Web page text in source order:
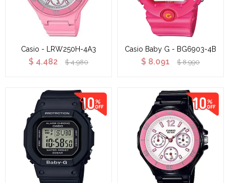
Casio - LRW250H-4A3
$ 4.482 $ 4.980
Casio Baby G - BG6903-4B
$ 8.091 $ 8.990